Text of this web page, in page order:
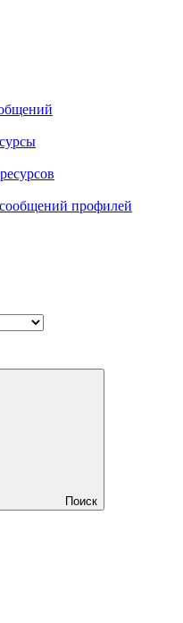
профилей
Поиск